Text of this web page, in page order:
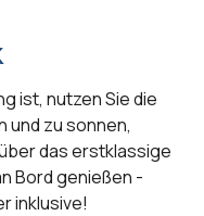
ist, nutzen Sie die
und zu sonnen,
das erstklassige
Bord genießen -
inklusive!